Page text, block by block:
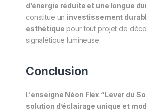
d’énergie réduite et une longue
constitue un investissement
esthétique pour tout projet de
signalétique lumineuse.
Conclusion
L’enseigne Néon Flex “Lever du
solution d’éclairage unique et